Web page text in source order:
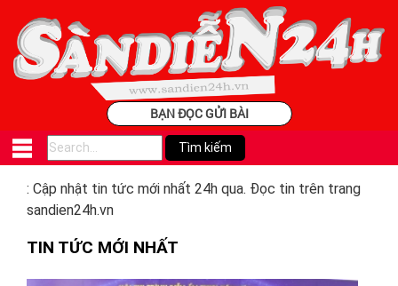
BẠN ĐỌC GỬI BÀI
: Cập nhật tin tức mới nhất 24h qua. Đọc tin trên trang
sandien24h.vn
TIN TỨC MỚI NHẤT